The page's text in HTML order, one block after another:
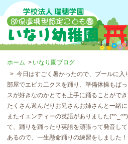
ホーム
いなり園ブログ
今日はすごく暑かったので、プールに入
部屋でエビカ二クスを踊り、準備体操もば
スが好きなのかとても上手に踊ることがで
たくさん遊んだりお兄さんお姉さんと一緒
またイエンティーの英語がありました
て、踊りを踊ったり英語を頑張って発音し
あるので、一生懸命踊りの練習をしました